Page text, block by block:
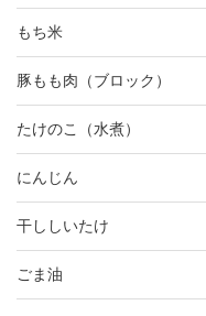
もち米
豚もも肉（ブロック）
たけのこ（水煮）
にんじん
干ししいたけ
ごま油